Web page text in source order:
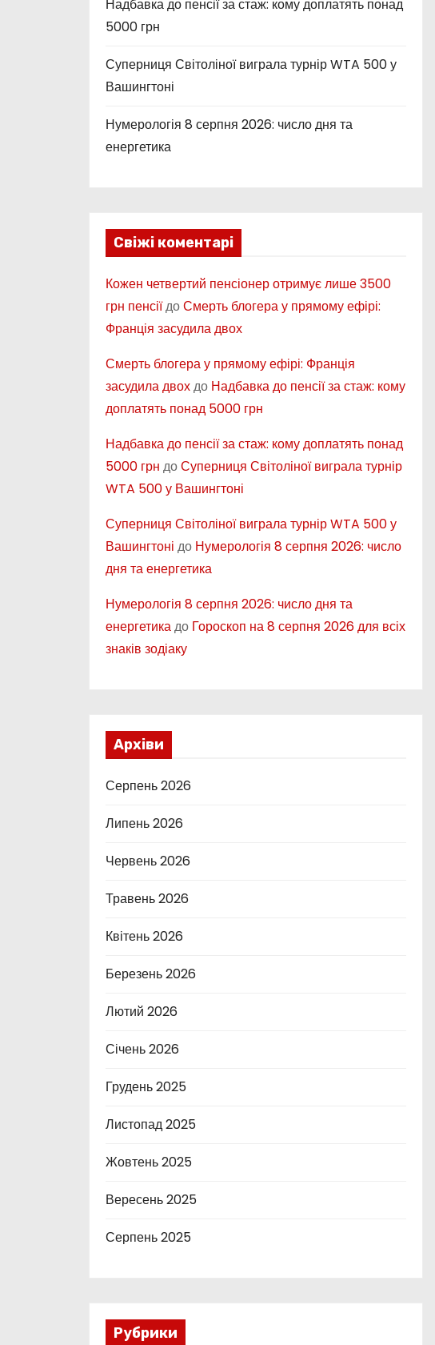
Надбавка до пенсії за стаж: кому доплатять понад
5000 грн
Суперниця Світоліної виграла турнір WTA 500 у
Вашингтоні
Нумерологія 8 серпня 2026: число дня та
енергетика
Свіжі коментарі
Кожен четвертий пенсіонер отримує лише 3500
грн пенсіїдоСмерть блогера у прямому ефірі:
Франція засудила двох
Смерть блогера у прямому ефірі: Франція
засудила двохдо Надбавка до пенсії за стаж: кому
доплатять понад 5000 грн
Надбавка до пенсії за стаж: кому доплатять понад
5000 грн доСуперниця Світоліної виграла турнір
WTA 500 у Вашингтоні
Суперниця Світоліної виграла турнір WTA 500 у
Вашингтоні до Нумерологія 8 серпня 2026: число
дня та енергетика
Нумерологія 8 серпня 2026: число дня та
енергетикадо Гороскоп на 8 серпня 2026 для всіх
знаків зодіаку
Архіви
Серпень 2026
Липень 2026
Червень 2026
Травень 2026
Квітень 2026
Березень 2026
Лютий 2026
Січень 2026
Грудень 2025
Листопад 2025
Жовтень 2025
Вересень 2025
Серпень 2025
Рубрики